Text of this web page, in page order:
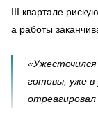
III квартале
а работы
готовы, уже в
отреагировал